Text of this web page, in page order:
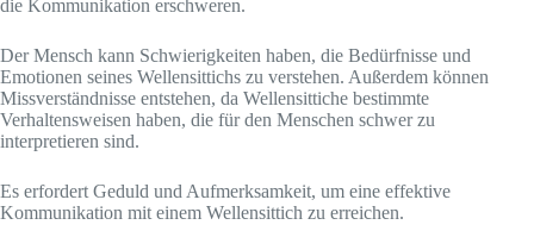
die Kommunikation erschweren.
Der Mensch kann Schwierigkeiten haben, die Bedürfnisse und
Emotionen seines Wellensittichs zu verstehen. Außerdem können
Missverständnisse entstehen, da Wellensittiche bestimmte
Verhaltensweisen haben, die für den Menschen schwer zu
interpretieren sind.
Es erfordert Geduld und Aufmerksamkeit, um eine effektive
Kommunikation mit einem Wellensittich zu erreichen.